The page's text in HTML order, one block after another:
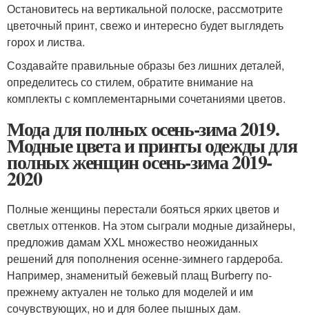
Остановитесь на вертикальной полоске, рассмотрите
цветочный принт, свежо и интересно будет выглядеть
горох и листва.
Создавайте правильные образы без лишних деталей,
определитесь со стилем, обратите внимание на
комплекты с комплементарными сочетаниями цветов.
Мода для полных осень-зима 2019.
Модные цвета и принты одежды для
полных женщин осень-зима 2019-
2020
Полные женщины перестали бояться ярких цветов и
светлых оттенков. На этом сыграли модные дизайнеры,
предложив дамам XXL множество неожиданных
решений для пополнения осенне-зимнего гардероба.
Например, знаменитый бежевый плащ Burberry по-
прежнему актуален не только для моделей и им
сочувствующих, но и для более пышных дам.